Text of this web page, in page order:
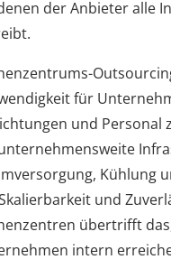
der Anbieter alle
für
und Personal
Kühlung
und
übertrifft
intern